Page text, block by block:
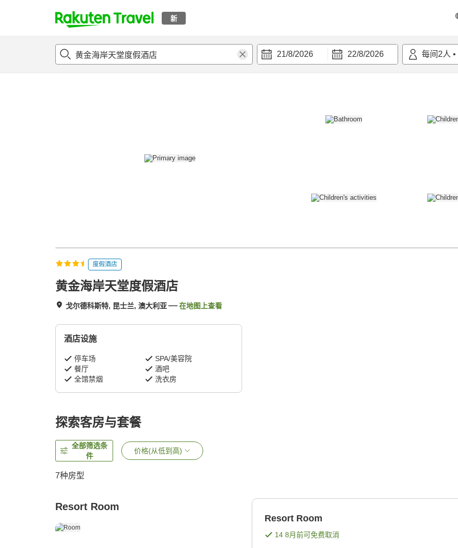
新
t
p
21/8/2026 22/8/2026 每间 2人 •
概况 客房及住宿套餐评论设施
度假酒店
黄金海岸天堂度假酒店
戈尔德科斯特, 昆士兰, 澳大利亚 在地图上查看
酒店设施
停车场
SPA/美容院
餐厅
酒吧
全馆禁烟
洗衣房
探索客房与套餐
全部筛选条
件
价格(从低到高)
7种房型
Resort Room
Resort Room
14 8月前可免费取消